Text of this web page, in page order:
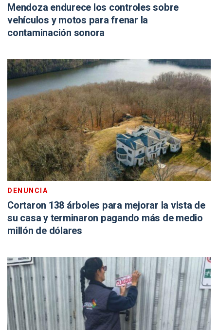
Mendoza endurece los controles sobre
vehículos y motos para frenar la
contaminación sonora
DENUNCIA
Cortaron 138 árboles para mejorar la vista de
su casa y terminaron pagando más de medio
millón de dólares